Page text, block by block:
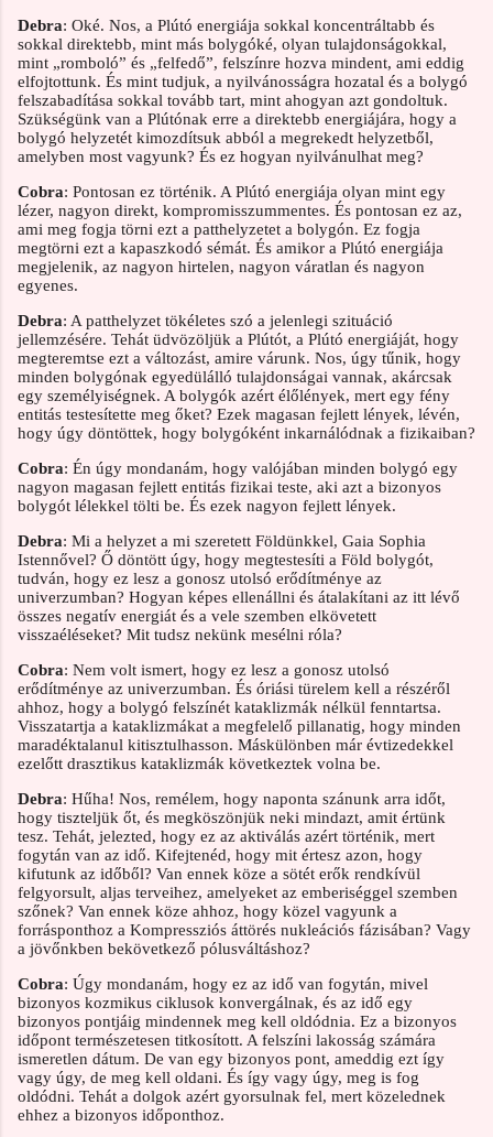
Debra: Oké. Nos, a Plútó energiája sokkal koncentráltabb és
sokkal direktebb, mint más bolygóké, olyan tulajdonságokkal,
mint „romboló” és „felfedő”, felszínre hozva mindent, ami eddig
elfojtottunk. És mint tudjuk, a nyilvánosságra hozatal és a bolygó
felszabadítása sokkal tovább tart, mint ahogyan azt gondoltuk.
Szükségünk van a Plútónak erre a direktebb energiájára, hogy a
bolygó helyzetét kimozdítsuk abból a megrekedt helyzetből,
amelyben most vagyunk? És ez hogyan nyilvánulhat meg?
Cobra: Pontosan ez történik. A Plútó energiája olyan mint egy
lézer, nagyon direkt, kompromisszummentes. És pontosan ez az,
ami meg fogja törni ezt a patthelyzetet a bolygón. Ez fogja
megtörni ezt a kapaszkodó sémát. És amikor a Plútó energiája
megjelenik, az nagyon hirtelen, nagyon váratlan és nagyon
egyenes.
Debra: A patthelyzet tökéletes szó a jelenlegi szituáció
jellemzésére. Tehát üdvözöljük a Plútót, a Plútó energiáját, hogy
megteremtse ezt a változást, amire várunk. Nos, úgy tűnik, hogy
minden bolygónak egyedülálló tulajdonságai vannak, akárcsak
egy személyiségnek. A bolygók azért élőlények, mert egy fény
entitás testesítette meg őket? Ezek magasan fejlett lények, lévén,
hogy úgy döntöttek, hogy bolygóként inkarnálódnak a fizikaiban?
Cobra: Én úgy mondanám, hogy valójában minden bolygó egy
nagyon magasan fejlett entitás fizikai teste, aki azt a bizonyos
bolygót lélekkel tölti be. És ezek nagyon fejlett lények.
Debra: Mi a helyzet a mi szeretett Földünkkel, Gaia Sophia
Istennővel? Ő döntött úgy, hogy megtestesíti a Föld bolygót,
tudván, hogy ez lesz a gonosz utolsó erődítménye az
univerzumban? Hogyan képes ellenállni és átalakítani az itt lévő
összes negatív energiát és a vele szemben elkövetett
visszaéléseket? Mit tudsz nekünk mesélni róla?
Cobra: Nem volt ismert, hogy ez lesz a gonosz utolsó
erődítménye az univerzumban. És óriási türelem kell a részéről
ahhoz, hogy a bolygó felszínét kataklizmák nélkül fenntartsa.
Visszatartja a kataklizmákat a megfelelő pillanatig, hogy minden
maradéktalanul kitisztulhasson. Máskülönben már évtizedekkel
ezelőtt drasztikus kataklizmák következtek volna be.
Debra: Hűha! Nos, remélem, hogy naponta szánunk arra időt,
hogy tiszteljük őt, és megköszönjük neki mindazt, amit értünk
tesz. Tehát, jelezted, hogy ez az aktiválás azért történik, mert
fogytán van az idő. Kifejtenéd, hogy mit értesz azon, hogy
kifutunk az időből? Van ennek köze a sötét erők rendkívül
felgyorsult, aljas terveihez, amelyeket az emberiséggel szemben
szőnek? Van ennek köze ahhoz, hogy közel vagyunk a
forrásponthoz a Kompressziós áttörés nukleációs fázisában? Vagy
a jövőnkben bekövetkező pólusváltáshoz?
Cobra: Úgy mondanám, hogy ez az idő van fogytán, mivel
bizonyos kozmikus ciklusok konvergálnak, és az idő egy
bizonyos pontjáig mindennek meg kell oldódnia. Ez a bizonyos
időpont természetesen titkosított. A felszíni lakosság számára
ismeretlen dátum. De van egy bizonyos pont, ameddig ezt így
vagy úgy, de meg kell oldani. És így vagy úgy, meg is fog
oldódni. Tehát a dolgok azért gyorsulnak fel, mert közelednek
ehhez a bizonyos időponthoz.